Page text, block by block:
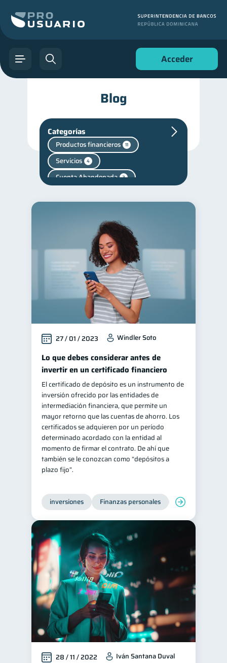
Acceder
Blog
Categorías
Productos financieros 11
Servicios 4
Cuenta Abandonada 2
inversiones
Salud mental 1
Finanzas personales 44
Manejo de deudas 31
Educación financiera 31
Finanzas para jóvenes 30
Control de deudas 30
Finanzas familiares 25
Inclusión financiera 22
Bienestar financiero 22
Finanzas para mujeres 20
Seguridad financiera 13
Salud financiera 12
Organización Financiera 10
Deudas
Entidad financiera
Consejos
Tarjeta de crédito 6
Historial crediticio
Ciberseguridad 5
Derechos & Deberes 4
Superintendencia de Bancos 4
Vacaciones 2
Criptomonedas 2
Inversiones 2
27 / 01 / 2023 Windler Soto
Lo que debes considerar antes de
invertir en un certificado financiero
El certificado de depósito es un instrumento de
inversión ofrecido por las entidades de
intermediación financiera, que permite un
mayor retorno que las cuentas de ahorro. Los
certificados se adquieren por un período
determinado acordado con la entidad al
momento de firmar el contrato. De ahí que
también se le conozcan como “depósitos a
plazo fijo”.
inversiones Finanzas personales Educación
28 / 11 / 2022 Iván Santana Duval